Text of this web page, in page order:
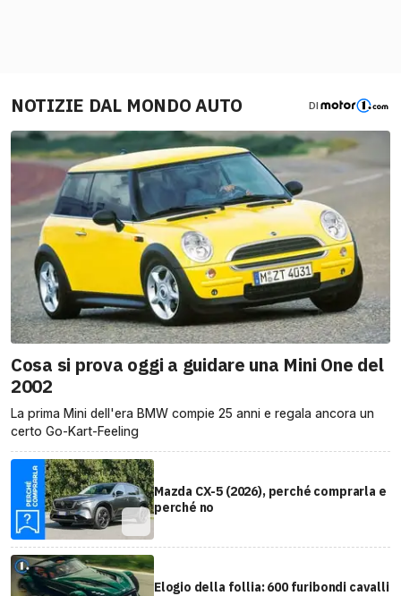
NOTIZIE DAL MONDO AUTO DI
Cosa si prova oggi a guidare una Mini One del
2002
La prima Mini dell'era BMW compie 25 anni e regala ancora un
certo Go-Kart-Feeling
Mazda CX-5 (2026), perché comprarla e
perché no
Elogio della follia: 600 furibondi cavalli